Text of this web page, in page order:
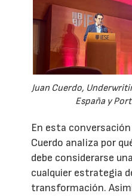
Juan Cuerdo,
España y
En esta
Cuerdo analiza por
debe considerarse
cualquier estrategia
transformación.